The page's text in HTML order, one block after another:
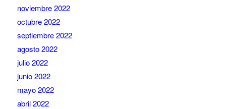
noviembre 2022
octubre 2022
septiembre 2022
agosto 2022
julio 2022
junio 2022
mayo 2022
abril 2022